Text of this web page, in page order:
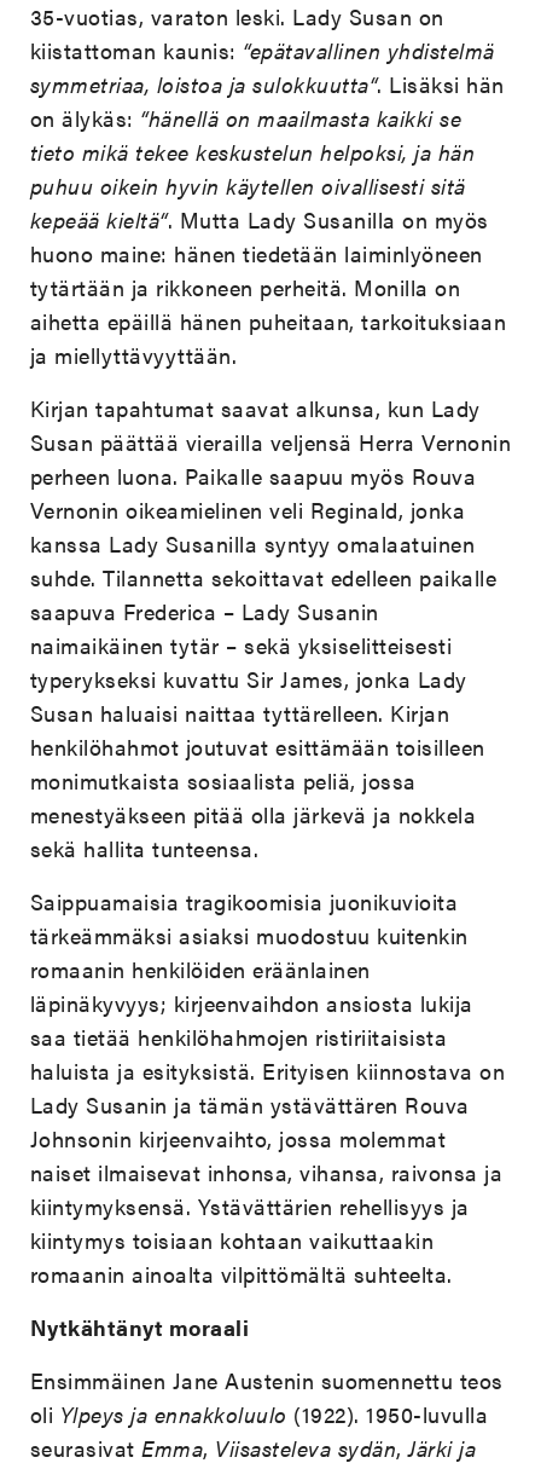
35-vuotias, varaton leski. Lady Susan on
kiistattoman kaunis: “epätavallinen yhdistelmä
symmetriaa, loistoa ja sulokkuutta“. Lisäksi hän
on älykäs: “hänellä on maailmasta kaikki se
tieto mikä tekee keskustelun helpoksi, ja hän
puhuu oikein hyvin käytellen oivallisesti sitä
kepeää kieltä“. Mutta Lady Susanilla on myös
huono maine: hänen tiedetään laiminlyöneen
tytärtään ja rikkoneen perheitä. Monilla on
aihetta epäillä hänen puheitaan, tarkoituksiaan
ja miellyttävyyttään.
Kirjan tapahtumat saavat alkunsa, kun Lady
Susan päättää vierailla veljensä Herra Vernonin
perheen luona. Paikalle saapuu myös Rouva
Vernonin oikeamielinen veli Reginald, jonka
kanssa Lady Susanilla syntyy omalaatuinen
suhde. Tilannetta sekoittavat edelleen paikalle
saapuva Frederica – Lady Susanin
naimaikäinen tytär – sekä yksiselitteisesti
typerykseksi kuvattu Sir James, jonka Lady
Susan haluaisi naittaa tyttärelleen. Kirjan
henkilöhahmot joutuvat esittämään toisilleen
monimutkaista sosiaalista peliä, jossa
menestyäkseen pitää olla järkevä ja nokkela
sekä hallita tunteensa.
Saippuamaisia tragikoomisia juonikuvioita
tärkeämmäksi asiaksi muodostuu kuitenkin
romaanin henkilöiden eräänlainen
läpinäkyvyys; kirjeenvaihdon ansiosta lukija
saa tietää henkilöhahmojen ristiriitaisista
haluista ja esityksistä. Erityisen kiinnostava on
Lady Susanin ja tämän ystävättären Rouva
Johnsonin kirjeenvaihto, jossa molemmat
naiset ilmaisevat inhonsa, vihansa, raivonsa ja
kiintymyksensä. Ystävättärien rehellisyys ja
kiintymys toisiaan kohtaan vaikuttaakin
romaanin ainoalta vilpittömältä suhteelta.
Nytkähtänyt moraali
Ensimmäinen Jane Austenin suomennettu teos
oli Ylpeys ja ennakkoluulo (1922). 1950-luvulla
seurasivatEmma, Viisasteleva sydän,Järki ja